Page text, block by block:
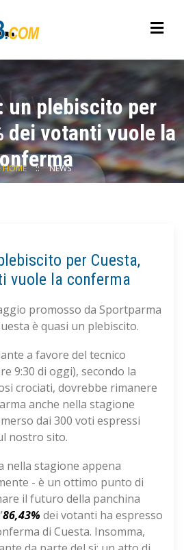
un plebiscito per
dei votanti vuole la
HOME NEWS
per Cuesta,
vuole la conferma
promosso da Sportparma
è quasi un plebiscito.
a favore del tecnico
9:30 di oggi), secondo la
crociati, dovrebbe rimanere
anche nella stagione
dai 300 voti espressi
nostro sito.
nella stagione appena
- è un ottimo punto di
il futuro della panchina
86,43%dei votanti ha espresso
di Cuesta. Insomma,